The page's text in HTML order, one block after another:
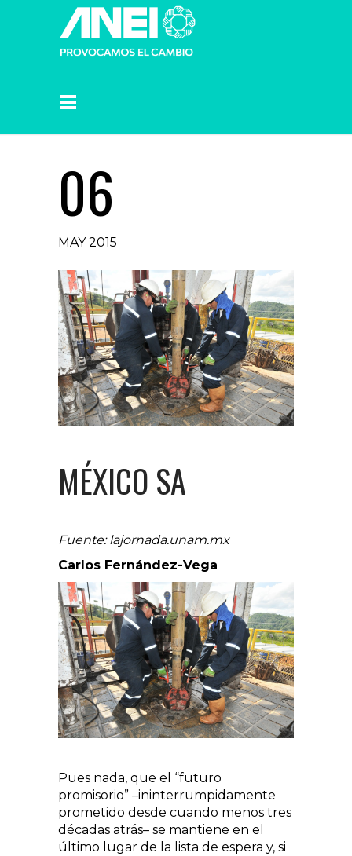
06
MAY 2015
MÉXICO SA
Fuente: lajornada.unam.mx
Carlos Fernández-Vega
Pues nada, que el “futuro
promisorio” –ininterrumpidamente
prometido desde cuando menos tres
décadas atrás– se mantiene en el
último lugar de la lista de espera y, si